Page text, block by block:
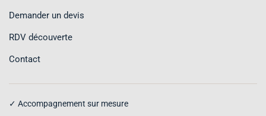
Demander un devis
RDV découverte
Contact
✓ Accompagnement sur mesure